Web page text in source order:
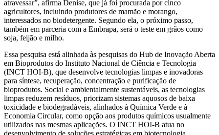
atravessar”, afirma Denise, que já foi procurada por cinco
agricultores, incluindo produtores de mamão e morango,
interessados no biodetergente. Segundo ela, o próximo passo,
também em parceria com a Embrapa, será o teste em grãos como
soja, feijão e milho.
Essa pesquisa está alinhada às pesquisas do Hub de Inovação Aberta
em Bioprodutos do Instituto Nacional de Ciência e Tecnologia
(INCT HOI-B), que desenvolve tecnologias limpas e inovadoras
para síntese, recuperação, concentração e purificação de
bioprodutos. Social e ambientalmente sustentáveis, as tecnologias
limpas reduzem resíduos, priorizam sistemas aquosos de baixa
toxicidade e biodegradáveis, alinhados à Química Verde e à
Economia Circular, como opção aos produtos químicos usualmente
utilizados nas mesmas aplicações. O INCT HOI-B atua no